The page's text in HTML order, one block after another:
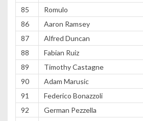
85
Romulo
86
Aaron Ramsey
87
Alfred Duncan
88
Fabian Ruiz
89
Timothy Castagne
90
Adam Marusic
91
Federico Bonazzoli
92
German Pezzella